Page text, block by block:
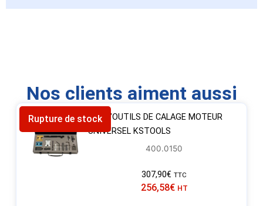
Nos clients aiment aussi
Rupture de stockJEU D’OUTILS DE CALAGE MOTEUR
UNIVERSEL KSTOOLS
400.0150
307,90€ TTC
256,58€ HT